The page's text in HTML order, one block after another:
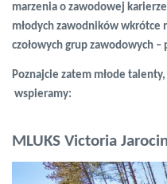
marzenia o zawodowej
młodych zawodników wkrótce
czołowych grup zawodowych
Poznajcie zatem młode
MLUKS Victoria